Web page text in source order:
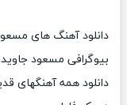
دانلود آهنگ های
بیوگرافی مسعود
دانلود همه آهنگهای